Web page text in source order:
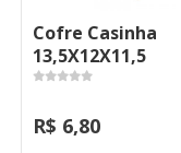
Cofre Casinha
13,5X12X11,5
R$ 6,80